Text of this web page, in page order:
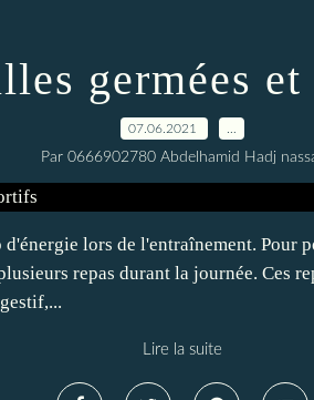
germées
07.06.2021
Par 0666902780 Abdelhamid Hadj
lors de l'entraînement. Pour
repas durant la journée. Ces
Lire la suite